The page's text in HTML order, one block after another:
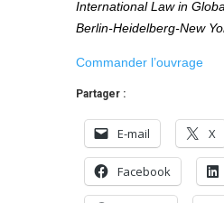
International Law in
Berlin-Heidelberg-New
Commander l’ouvrage
Partager :
E-mail X
Facebook